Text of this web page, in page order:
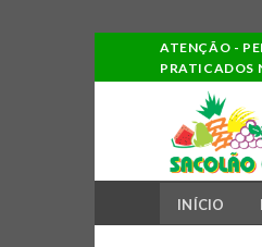
ATENÇÃO -
PRATICADOS
INÍCIO